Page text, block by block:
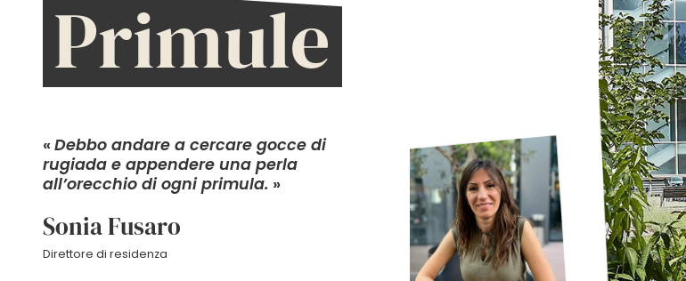
Primule
« Debbo andare a cercare gocce di
rugiada e appendere una perla
all’orecchio di ogni primula. »
Sonia Fusaro
Direttore di residenza